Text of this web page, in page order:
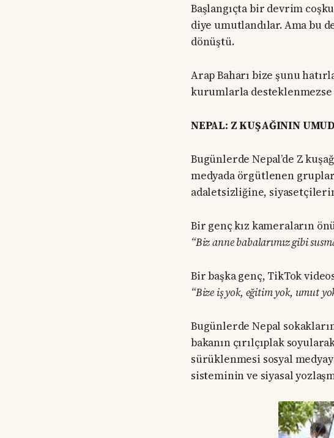
Başlangıçta bir devrim
diye umutlandılar. Ama bu
dönüştü.
Arap Baharı bize şunu
kurumlarla desteklenmezse
NEPAL: Z KUŞAĞININ
Bugünlerde Nepal’de Z
medyada örgütlenen
adaletsizliğine,
Bir genç kız kameraların
“Biz anne babalarımız gibi
Bir başka genç, TikTok
“Bize iş yok, eğitim yok, umut
Bugünlerde Nepal
bakanın çırılçıplak
sürüklenmesi sosyal
sisteminin ve siyasal